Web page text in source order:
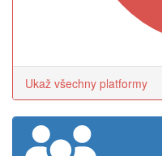
Ukaž všechny platformy